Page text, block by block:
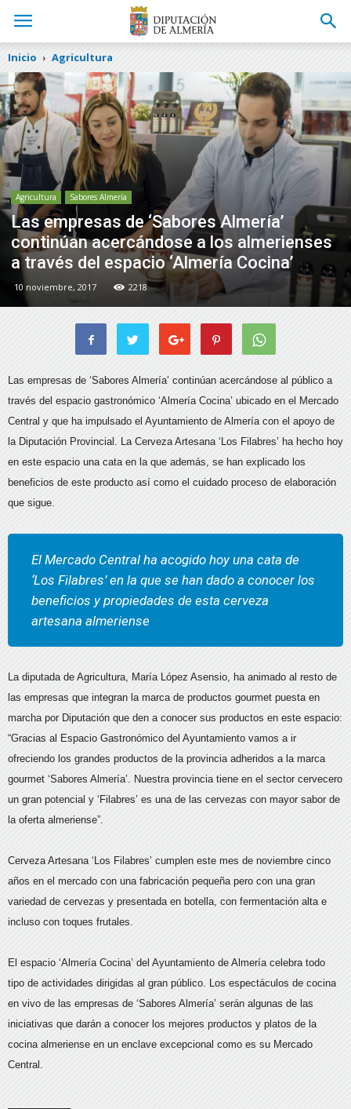
Inicio Agricultura
Agricultura Sabores Almería
Las empresas de ‘Sabores Almería’
continúan acercándose a los almerienses
a través del espacio ‘Almería Cocina’
10 noviembre, 2017 2218
Las empresas de ‘Sabores Almería’ continúan acercándose al público a
través del espacio gastronómico ‘Almería Cocina’ ubicado en el Mercado
Central y que ha impulsado el Ayuntamiento de Almería con el apoyo de
la Diputación Provincial. La Cerveza Artesana ‘Los Filabres’ ha hecho hoy
en este espacio una cata en la que además, se han explicado los
beneficios de este producto así como el cuidado proceso de elaboración
que sigue.
El Mercado Central ha acogido hoy una cata de
‘Los Filabres’ en la que se han dado a conocer los
beneficios y propiedades de esta cerveza
artesana almeriense
La diputada de Agricultura, María López Asensio, ha animado al resto de
las empresas que integran la marca de productos gourmet puesta en
marcha por Diputación que den a conocer sus productos en este espacio:
“Gracias al Espacio Gastronómico del Ayuntamiento vamos a ir
ofreciendo los grandes productos de la provincia adheridos a la marca
gourmet ‘Sabores Almería’. Nuestra provincia tiene en el sector cervecero
un gran potencial y ‘Filabres’ es una de las cervezas con mayor sabor de
la oferta almeriense”.
Cerveza Artesana ‘Los Filabres’ cumplen este mes de noviembre cinco
años en el mercado con una fabricación pequeña pero con una gran
variedad de cervezas y presentada en botella, con fermentación alta e
incluso con toques frutales.
El espacio ‘Almería Cocina’ del Ayuntamiento de Almería celebra todo
tipo de actividades dirigidas al gran público. Los espectáculos de cocina
en vivo de las empresas de ‘Sabores Almería’ serán algunas de las
iniciativas que darán a conocer los mejores productos y platos de la
cocina almeriense en un enclave excepcional como es su Mercado
Central.